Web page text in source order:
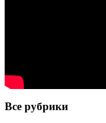
Все рубрики